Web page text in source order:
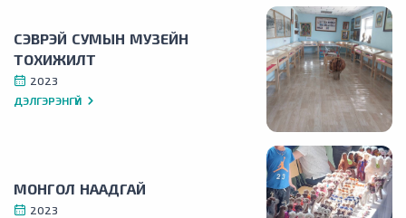
СЭВРЭЙ СУМЫН МУЗЕЙН
ТОХИЖИЛТ
2023
ДЭЛГЭРЭНГҮЙ
МОНГОЛ НААДГАЙ
2023